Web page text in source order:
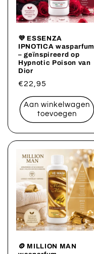
💜 ESSENZA
IPNOTICA wasparfum
– geïnspireerd op
Hypnotic Poison van
Dior
Normale
prijs
€22,95
Aan winkelwagen
toevoegen
🪙 MILLION MAN